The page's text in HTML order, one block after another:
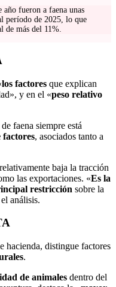
año fueron a faena unas
período de 2025, lo que
de más del 11%.
los factores que explican
y en el «peso relativo
faena siempre está
factores, asociados tanto a
baja la tracción
las exportaciones. «Es la
restricción sobre la
análisis.
hacienda, distingue factores
.
de animales dentro del